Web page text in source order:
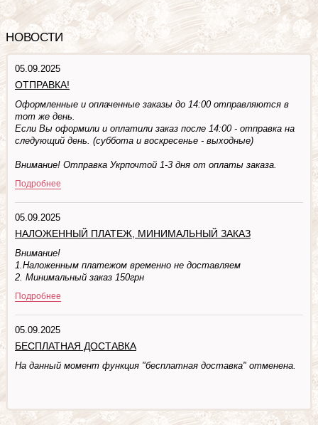
НОВОСТИ
05.09.2025
ОТПРАВКА!
Оформленные и оплаченные заказы до 14:00 отправляются в
тот же день.
Если Вы оформили и оплатили заказ после 14:00 - отправка на
следующий день. (суббота и воскресенье - выходные)
Внимание! Отправка Укрпочтой 1-3 дня от оплаты заказа.
Подробнее
05.09.2025
НАЛОЖЕННЫЙ ПЛАТЕЖ, МИНИМАЛЬНЫЙ ЗАКАЗ
Внимание!
1.Наложенным платежом временно не доставляем
2. Минимальный заказ 150грн
Подробнее
05.09.2025
БЕСПЛАТНАЯ ДОСТАВКА
На данный момент функция "бесплатная доставка" отменена.